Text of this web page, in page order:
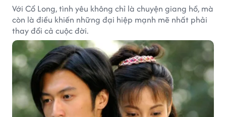
Với Cổ Long, tình yêu không chỉ là chuyện giang hồ, mà
còn là điều khiến những đại hiệp mạnh mẽ nhất phải
thay đổi cả cuộc đời.